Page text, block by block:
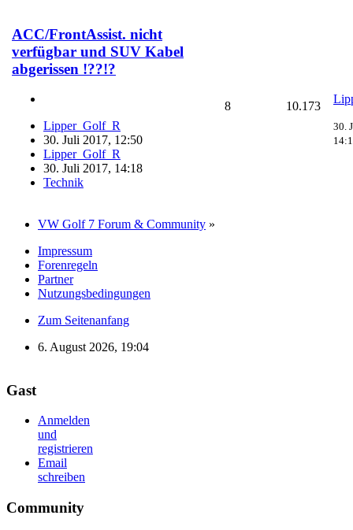
ACC/FrontAssist. nicht
verfügbar und SUV Kabel
abgerissen !??!?
Lipper_Golf_R
30. Juli 2017, 12:50
Lipper_Golf_R
30. Juli 2017, 14:18
Technik
8 10.173
30.
VW Golf 7 Forum & Community »
Impressum
Forenregeln
Partner
Nutzungsbedingungen
Zum Seitenanfang
6. August 2026, 19:04
Gast
Anmelden
und
registrieren
Email
schreiben
Community